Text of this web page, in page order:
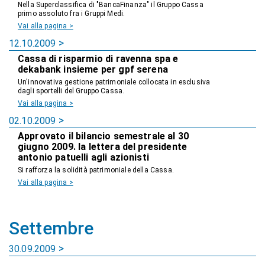
Nella Superclassifica di "BancaFinanza" il Gruppo Cassa
primo assoluto fra i Gruppi Medi.
Vai alla pagina >
12.10.2009
Cassa di risparmio di ravenna spa e
dekabank insieme per gpf serena
Un'innovativa gestione patrimoniale collocata in esclusiva
dagli sportelli del Gruppo Cassa.
Vai alla pagina >
02.10.2009
Approvato il bilancio semestrale al 30
giugno 2009. la lettera del presidente
antonio patuelli agli azionisti
Si rafforza la solidità patrimoniale della Cassa.
Vai alla pagina >
Settembre
30.09.2009